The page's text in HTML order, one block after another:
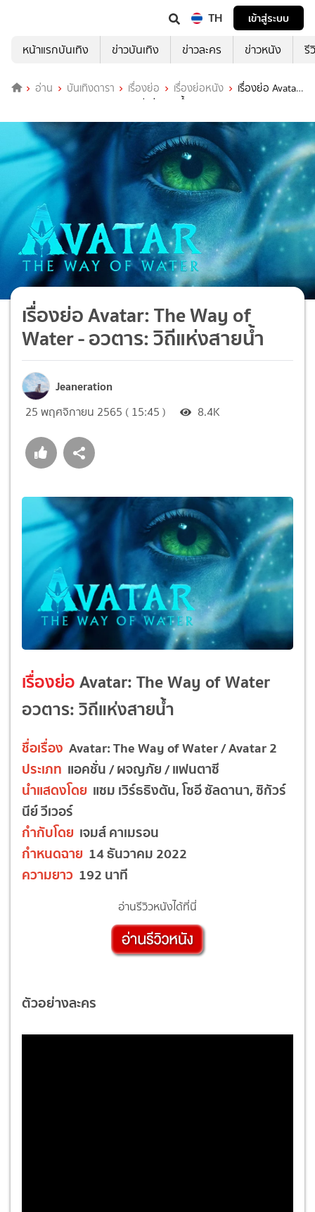
TH
เข้าสู่ระบบ
หน้าแรกบันเทิง
ข่าวบันเทิง ข่าวละคร ข่าวหนัง รี
อ่าน บันเทิงดารา เรื่องย่อ เรื่องย่อหนัง
เรื่องย่อ Avatar:
The Way of Water - อวตาร: วิถีแห่งสายน้ำ
เรื่องย่อ Avatar: The Way of
Water - อวตาร: วิถีแห่งสายน้ำ
Jeaneration
25 พฤศจิกายน 2565 ( 15:45 ) 8.4K
เรื่องย่อAvatar: The Way of Water
อวตาร: วิถีแห่งสายน้ำ
ชื่อเรื่อง Avatar: The Way of Water / Avatar 2
ประเภท แอคชั่น / ผจญภัย / แฟนตาซี
นำแสดงโดย แซม เวิร์ธธิงตัน, โซอี ซัลดานา, ซิกัวร์
นีย์ วีเวอร์
กำกับโดย เจมส์ คาเมรอน
กำหนดฉาย 14 ธันวาคม 2022
ความยาว 192 นาที
อ่านรีวิวหนังได้ที่นี่
ตัวอย่างละคร